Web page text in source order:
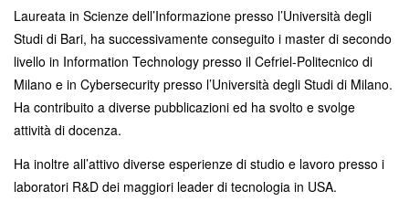
Laureata in Scienze dell’Informazione presso l’Università degli
Studi di Bari, ha successivamente conseguito i master di secondo
livello in Information Technology presso il Cefriel-Politecnico di
Milano e in Cybersecurity presso l’Università degli Studi di Milano.
Ha contribuito a diverse pubblicazioni ed ha svolto e svolge
attività di docenza.
Ha inoltre all’attivo diverse esperienze di studio e lavoro presso i
laboratori R&D dei maggiori leader di tecnologia in USA.